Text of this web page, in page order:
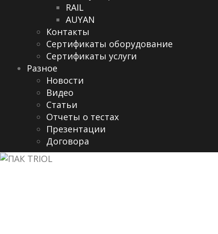
RAIL
AUYAN
Контакты
Сертификаты оборудование
Сертификаты услуги
Разное
Новости
Видео
Cтатьи
Отчеты о тестах
Презентации
Договора